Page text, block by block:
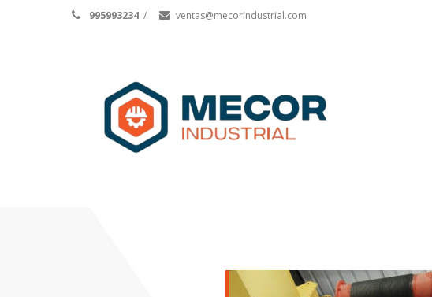
995993234 / ventas@mecorindustrial.com